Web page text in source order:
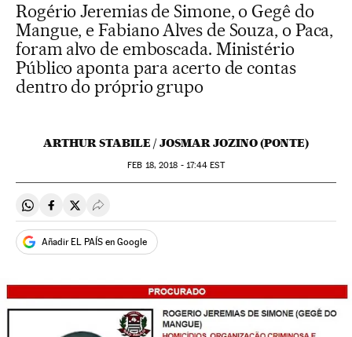
Rogério Jeremias de Simone, o Gegê do
Mangue, e Fabiano Alves de Souza, o Paca,
foram alvo de emboscada. Ministério
Público aponta para acerto de contas
dentro do próprio grupo
ARTHUR STABILE / JOSMAR JOZINO (PONTE)
FEB 18, 2018 - 17:44 EST
Compartir en Whatsapp
Compartir en Facebook
Compartir en Twitter
Desplegar Redes Sociales
Añadir EL PAÍS en Google